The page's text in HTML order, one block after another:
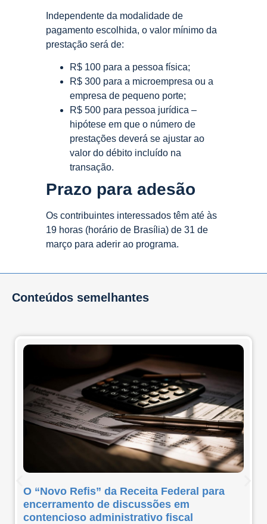
Independente da modalidade de
pagamento escolhida, o valor mínimo da
prestação será de:
R$ 100 para a pessoa física;
R$ 300 para a microempresa ou a
empresa de pequeno porte;
R$ 500 para pessoa jurídica –
hipótese em que o número de
prestações deverá se ajustar ao
valor do débito incluído na
transação.
Prazo para adesão
Os contribuintes interessados têm até às
19 horas (horário de Brasília) de 31 de
março para aderir ao programa.
Conteúdos semelhantes
O “Novo Refis” da Receita Federal para
encerramento de discussões em
contencioso administrativo fiscal